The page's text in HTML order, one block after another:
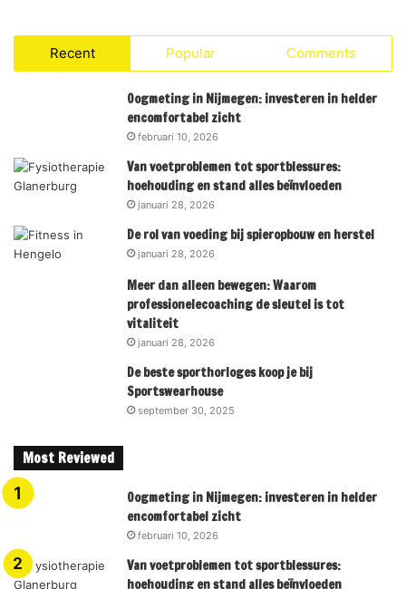
Recent Popular Comments
Oogmeting in Nijmegen: investeren in helder
encomfortabel zicht
februari 10, 2026
Van voetproblemen tot sportblessures:
hoehouding en stand alles beïnvloeden
januari 28, 2026
De rol van voeding bij spieropbouw en herstel
januari 28, 2026
Meer dan alleen bewegen: Waarom
professionelecoaching de sleutel is tot
vitaliteit
januari 28, 2026
De beste sporthorloges koop je bij
Sportswearhouse
september 30, 2025
Most Reviewed
Oogmeting in Nijmegen: investeren in helder
encomfortabel zicht
februari 10, 2026
Van voetproblemen tot sportblessures:
hoehouding en stand alles beïnvloeden